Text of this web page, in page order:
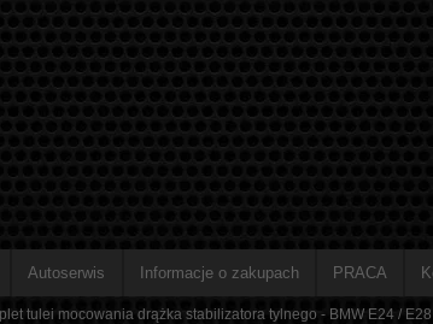
Autoserwis Informacje o zakupach PRACA
tulei mocowania drążka stabilizatora tylnego - BMW E24 /